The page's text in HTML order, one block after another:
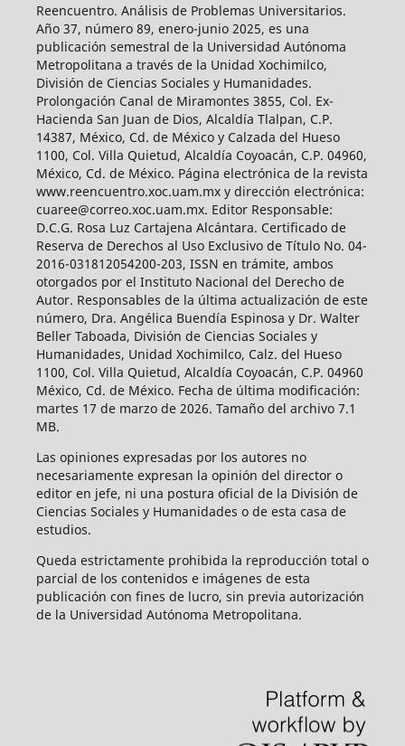
Reencuentro. Análisis de Problemas Universitarios.
Año 37, número 89, enero-junio 2025, es una
publicación semestral de la Universidad Autónoma
Metropolitana a través de la Unidad Xochimilco,
División de Ciencias Sociales y Humanidades.
Prolongación Canal de Miramontes 3855, Col. Ex-
Hacienda San Juan de Dios, Alcaldía Tlalpan, C.P.
14387, México, Cd. de México y Calzada del Hueso
1100, Col. Villa Quietud, Alcaldía Coyoacán, C.P. 04960,
México, Cd. de México. Página electrónica de la revista
www.reencuentro.xoc.uam.mx y dirección electrónica:
cuaree@correo.xoc.uam.mx. Editor Responsable:
D.C.G. Rosa Luz Cartajena Alcántara. Certificado de
Reserva de Derechos al Uso Exclusivo de Título No. 04-
2016-031812054200-203, ISSN en trámite, ambos
otorgados por el Instituto Nacional del Derecho de
Autor. Responsables de la última actualización de este
número, Dra. Angélica Buendía Espinosa y Dr. Walter
Beller Taboada, División de Ciencias Sociales y
Humanidades, Unidad Xochimilco, Calz. del Hueso
1100, Col. Villa Quietud, Alcaldía Coyoacán, C.P. 04960
México, Cd. de México. Fecha de última modificación:
martes 17 de marzo de 2026. Tamaño del archivo 7.1
MB.
Las opiniones expresadas por los autores no
necesariamente expresan la opinión del director o
editor en jefe, ni una postura oficial de la División de
Ciencias Sociales y Humanidades o de esta casa de
estudios.
Queda estrictamente prohibida la reproducción total o
parcial de los contenidos e imágenes de esta
publicación con fines de lucro, sin previa autorización
de la Universidad Autónoma Metropolitana.